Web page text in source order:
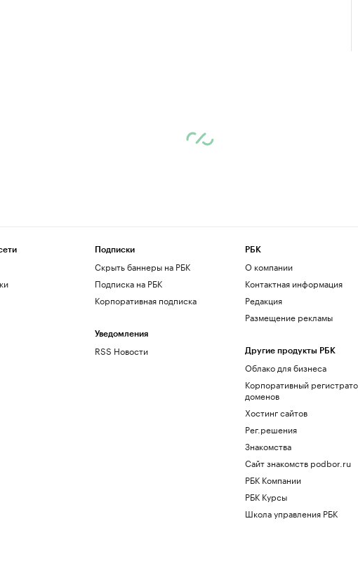
Подписки
Скрыть баннеры на РБК
Подписка на РБК
Корпоративная подписка
Уведомления
RSS Новости
РБК
О компании
Контактная информация
Редакция
Размещение рекламы
Другие продукты РБК
Облако для бизнеса
Корпоративный
доменов
Хостинг сайтов
Рег.решения
Знакомства
Сайт знакомств podbor.ru
РБК Компании
РБК Курсы
Школа управления РБК